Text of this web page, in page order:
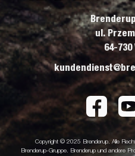
ul.
64-730
Copyright © 2025 Brenderup. Alle
Brenderup-Gruppe. Brenderup und andere